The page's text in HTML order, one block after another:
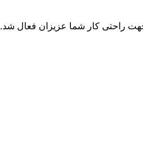
راحتی کار شما عزیزان فعال شد.